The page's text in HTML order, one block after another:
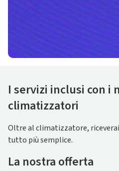
I servizi inclusi con i
climatizzatori
Oltre al climatizzatore,
tutto più semplice.
La nostra offerta